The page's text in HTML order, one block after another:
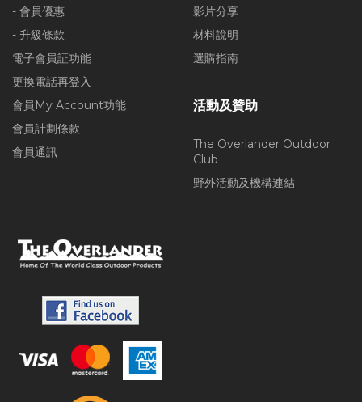
- 會員優惠
- 升級條款
電子會員証功能
更換電話再登入
會員My Account功能
會員計劃條款
會員通訊
影片分享
材料說明
選購指南
活動及贊助
The Overlander Outdoor
Club
野外活動及機構連結